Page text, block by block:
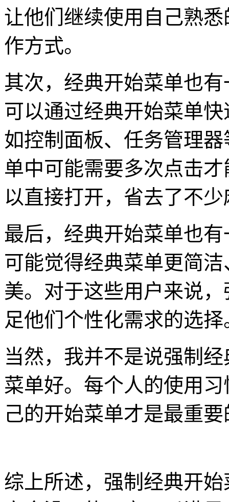
让他们继续使用自己熟
作方式。
其次，经典开始菜单也
可以通过经典开始菜单
如控制面板、任务管理
单中可能需要多次点击
以直接打开，省去了不
最后，经典开始菜单也
可能觉得经典菜单更简
美。对于这些用户来说
足他们个性化需求的选择
当然，我并不是说强制
菜单好。每个人的使用
己的开始菜单才是最重要
综上所述，强制经典开